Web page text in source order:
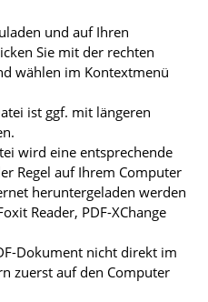
und auf Ihren
Sie mit der rechten
wählen im Kontextmenü
ist ggf. mit längeren
wird eine entsprechende
Regel auf Ihrem Computer
heruntergeladen werden
Reader, PDF-XChange
Dokument nicht direkt im
zuerst auf den Computer